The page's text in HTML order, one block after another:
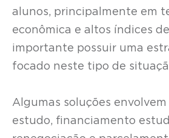
alunos, principalmente em
econômica e altos índices
importante possuir uma
focado neste tipo de
Algumas soluções envolvem
estudo, financiamento